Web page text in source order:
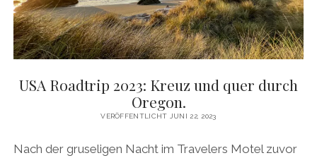
USA Roadtrip 2023: Kreuz und quer durch
Oregon.
VERÖFFENTLICHT JUNI 22, 2023
Nach der gruseligen Nacht im Travelers Motel zuvor